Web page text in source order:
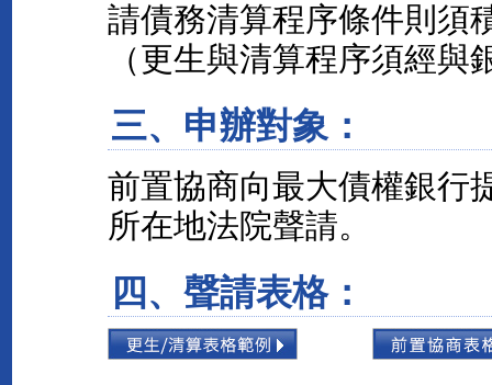
請債務清算程序條件則須
（更生與清算程序須經
三、申辦對象：
前置協商向最大債權銀行
所在地法院聲請。
四、聲請表格：